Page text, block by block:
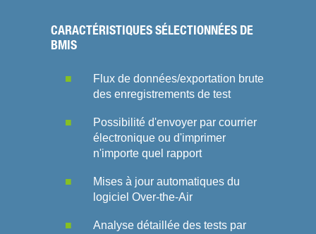
CARACTÉRISTIQUES SÉLECTIONNÉES DE
BMIS
Flux de données/exportation brute
des enregistrements de test
Possibilité d'envoyer par courrier
électronique ou d'imprimer
n'importe quel rapport
Mises à jour automatiques du
logiciel Over-the-Air
Analyse détaillée des tests par